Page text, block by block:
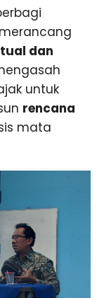
dan
untuk
rencana
mata